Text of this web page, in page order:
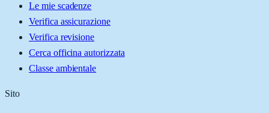
Le mie scadenze
Verifica assicurazione
Verifica revisione
Cerca officina autorizzata
Classe ambientale
Sito